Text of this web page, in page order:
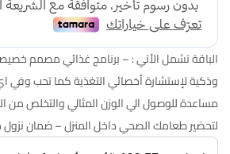
الباقة تشمل الأتي : – برنامج غذائي مصمم
وذكية لإستشارة أخصائي التغذية كما تحب
مساعدة للوصول الي الوزن المثالي والتخلص
لتحضير طعامك الصحي داخل المنزل – ضمان نزول من 6 الي 12 كيلو